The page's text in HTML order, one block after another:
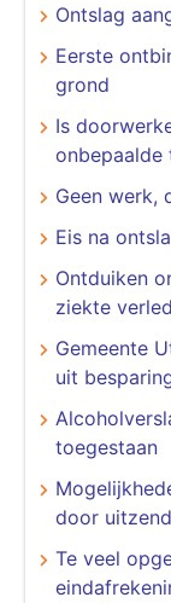
Ontslag
Eerste
grond
Is
onbepaalde
Geen werk,
Eis na
Ontduiken
ziekte
Gemeente
uit
toegestaan
door
Te veel